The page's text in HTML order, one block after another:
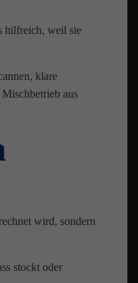
hilfreich, weil sie
klare
aus
wird, sondern
stockt oder